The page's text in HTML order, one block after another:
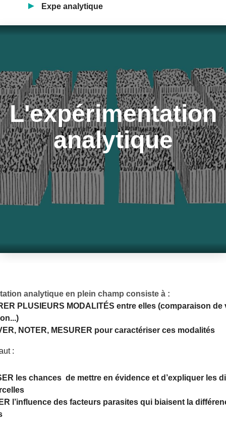
Expe analytique
L'expérimentation
analytique
analytique en plein champ consiste à :
PLUSIEURS MODALITÉS entre elles (comparaison
NOTER, MESURER pour caractériser ces modalités
:
les chances de mettre en évidence et d’expliquer les
l’influence des facteurs parasites qui biaisent la